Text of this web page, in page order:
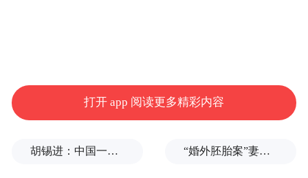
打开 app 阅读更多精彩内容
胡锡进：中国一天怒回五拳，中美最新较量会走多远？ “婚外胚胎案”妻子：患病期间男方疑似多次有外遇，第三者经营的茶馆距自己家步行仅15分钟